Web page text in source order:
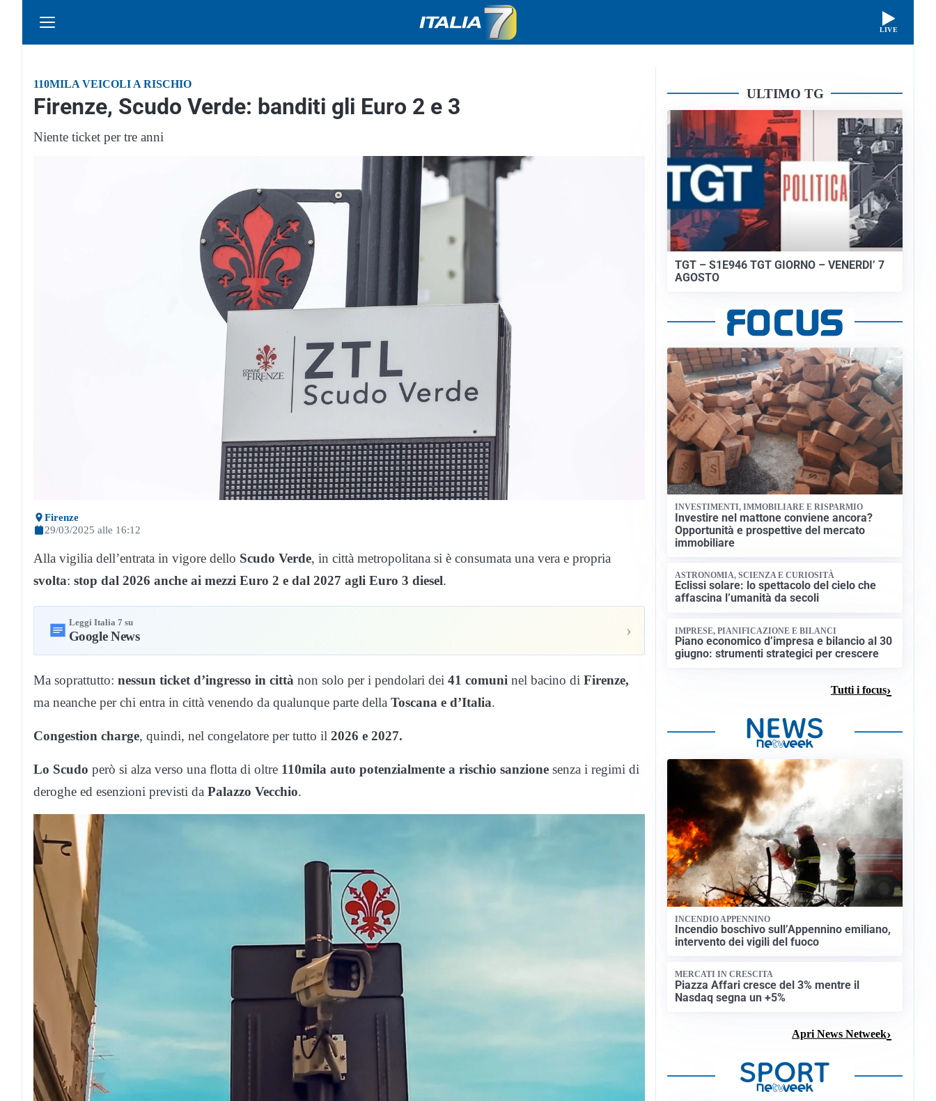
LIVE
110MILA VEICOLI A RISCHIO
Firenze, Scudo Verde: banditi gli Euro 2 e 3
Niente ticket per tre anni
Firenze
29/03/2025 alle 16:12
Alla vigilia dell’entrata in vigore dello Scudo Verde, in città metropolitana si è consumata una vera e propria
svolta: stop dal 2026 anche ai mezzi Euro 2 e dal 2027 agli Euro 3 diesel.
Leggi Italia 7 su
Google News ›
Ma soprattutto: nessun ticket d’ingresso in città non solo per i pendolari dei 41 comuni nel bacino di Firenze,
ma neanche per chi entra in città venendo da qualunque parte della Toscana e d’Italia.
Congestion charge, quindi, nel congelatore per tutto il 2026 e 2027.
Lo Scudo però si alza verso una flotta di oltre 110mila auto potenzialmente a rischio sanzione senza i regimi di
deroghe ed esenzioni previsti da Palazzo Vecchio.
ULTIMO TG
TGT – S1E946 TGT GIORNO – VENERDI’ 7
AGOSTO
INVESTIMENTI, IMMOBILIARE E RISPARMIO
Investire nel mattone conviene ancora?
Opportunità e prospettive del mercato
immobiliare
ASTRONOMIA, SCIENZA E CURIOSITÀ
Eclissi solare: lo spettacolo del cielo che
affascina l’umanità da secoli
IMPRESE, PIANIFICAZIONE E BILANCI
Piano economico d’impresa e bilancio al 30
giugno: strumenti strategici per crescere
Tutti i focus
INCENDIO APPENNINO
Incendio boschivo sull’Appennino emiliano,
intervento dei vigili del fuoco
MERCATI IN CRESCITA
Piazza Affari cresce del 3% mentre il
Nasdaq segna un +5%
Apri News Netweek